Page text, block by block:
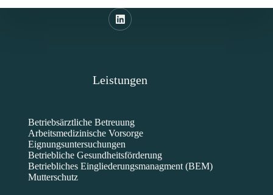
Leistungen
Betriebsärztliche Betreuung
Arbeitsmedizinische Vorsorge
Eignungsuntersuchungen
Betriebliche Gesundheitsförderung
Betriebliches Eingliederungsmanagment (BEM)
Mutterschutz